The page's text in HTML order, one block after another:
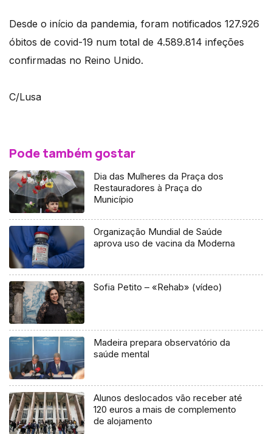
Desde o início da pandemia, foram notificados 127.926
óbitos de covid-19 num total de 4.589.814 infeções
confirmadas no Reino Unido.
C/Lusa
Pode também gostar
Dia das Mulheres da Praça dos
Restauradores à Praça do
Município
Organização Mundial de Saúde
aprova uso de vacina da Moderna
Sofia Petito – «Rehab» (vídeo)
Madeira prepara observatório da
saúde mental
Alunos deslocados vão receber até
120 euros a mais de complemento
de alojamento